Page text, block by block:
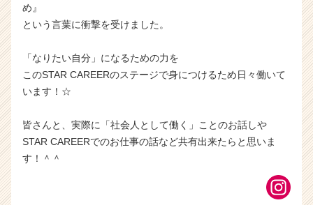
め』
という言葉に衝撃を受けました。
「なりたい自分」になるための力を
このSTAR CAREERのステージで身につけるため日々働いて
います！☆
皆さんと、実際に「社会人として働く」ことのお話しや
STAR CAREERでのお仕事の話など共有出来たらと思いま
す！＾＾